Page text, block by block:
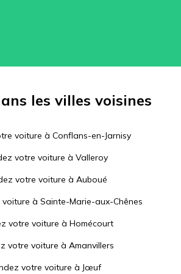
les villes voisines
voiture à Conflans-en-Jarnisy
votre voiture à Valleroy
votre voiture à Auboué
à Sainte-Marie-aux-Chênes
votre voiture à Homécourt
votre voiture à Amanvillers
votre voiture à Jœuf